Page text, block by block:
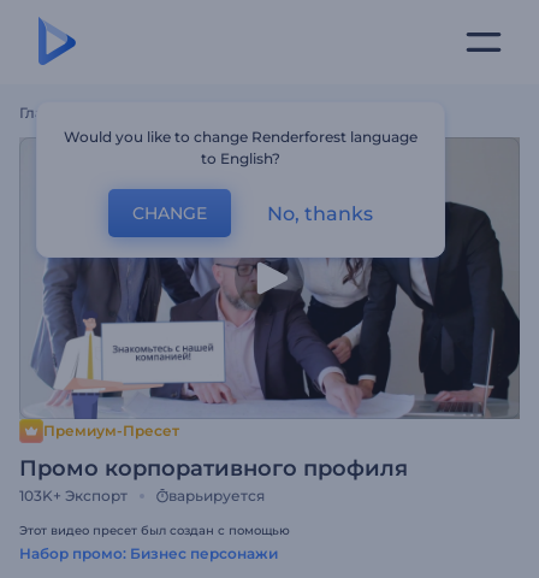
Главная
Премиум-Пресет
Промо корпоративного профиля
103K+ Экспорт варьируется
Этот видео пресет был создан с помощью
Набор промо: Бизнес персонажи
Would you like to change Renderforest language
to English?
CHANGE No, thanks